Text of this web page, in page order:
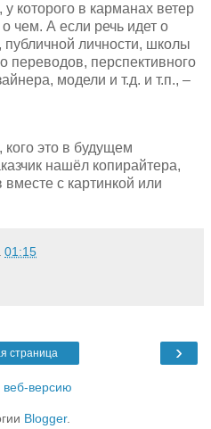
которого в карманах ветер
о чем. А если речь идет о
публичной личности, школы
переводов, перспективного
модели и т.д. и т.п., –
это в будущем
нашёл копирайтера,
вместе с картинкой или
01:15
›
страница
веб-версию
Blogger.